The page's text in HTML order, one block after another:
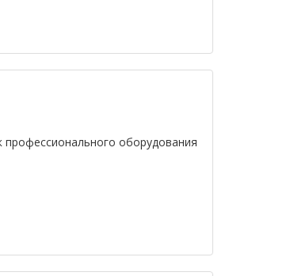
профессионального оборудования